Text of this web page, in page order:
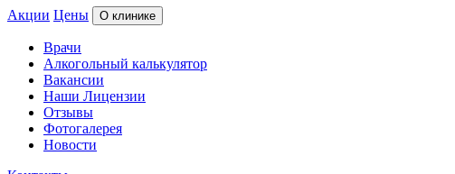
Акции Цены О клинике
Врачи
Алкогольный калькулятор
Вакансии
Наши Лицензии
Отзывы
Фотогалерея
Новости